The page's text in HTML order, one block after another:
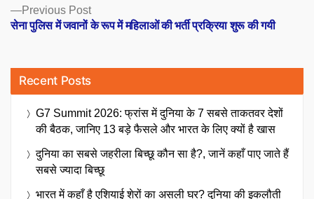
Previous PostPrevious
post:
सेना पुलिस में जवानों के रूप में महिलाओं की भर्ती प्रक्रिया शुरू की गयी
Recent Posts
G7 Summit 2026: फ्रांस में दुनिया के 7 सबसे ताकतवर देशों
की बैठक, जानिए 13 बड़े फैसले और भारत के लिए क्यों है खास
दुनिया का सबसे जहरीला बिच्छू कौन सा है?, जानें कहाँ पाए जाते हैं
सबसे ज्यादा बिच्छू
भारत में कहाँ है एशियाई शेरों का असली घर? दुनिया की इकलौती